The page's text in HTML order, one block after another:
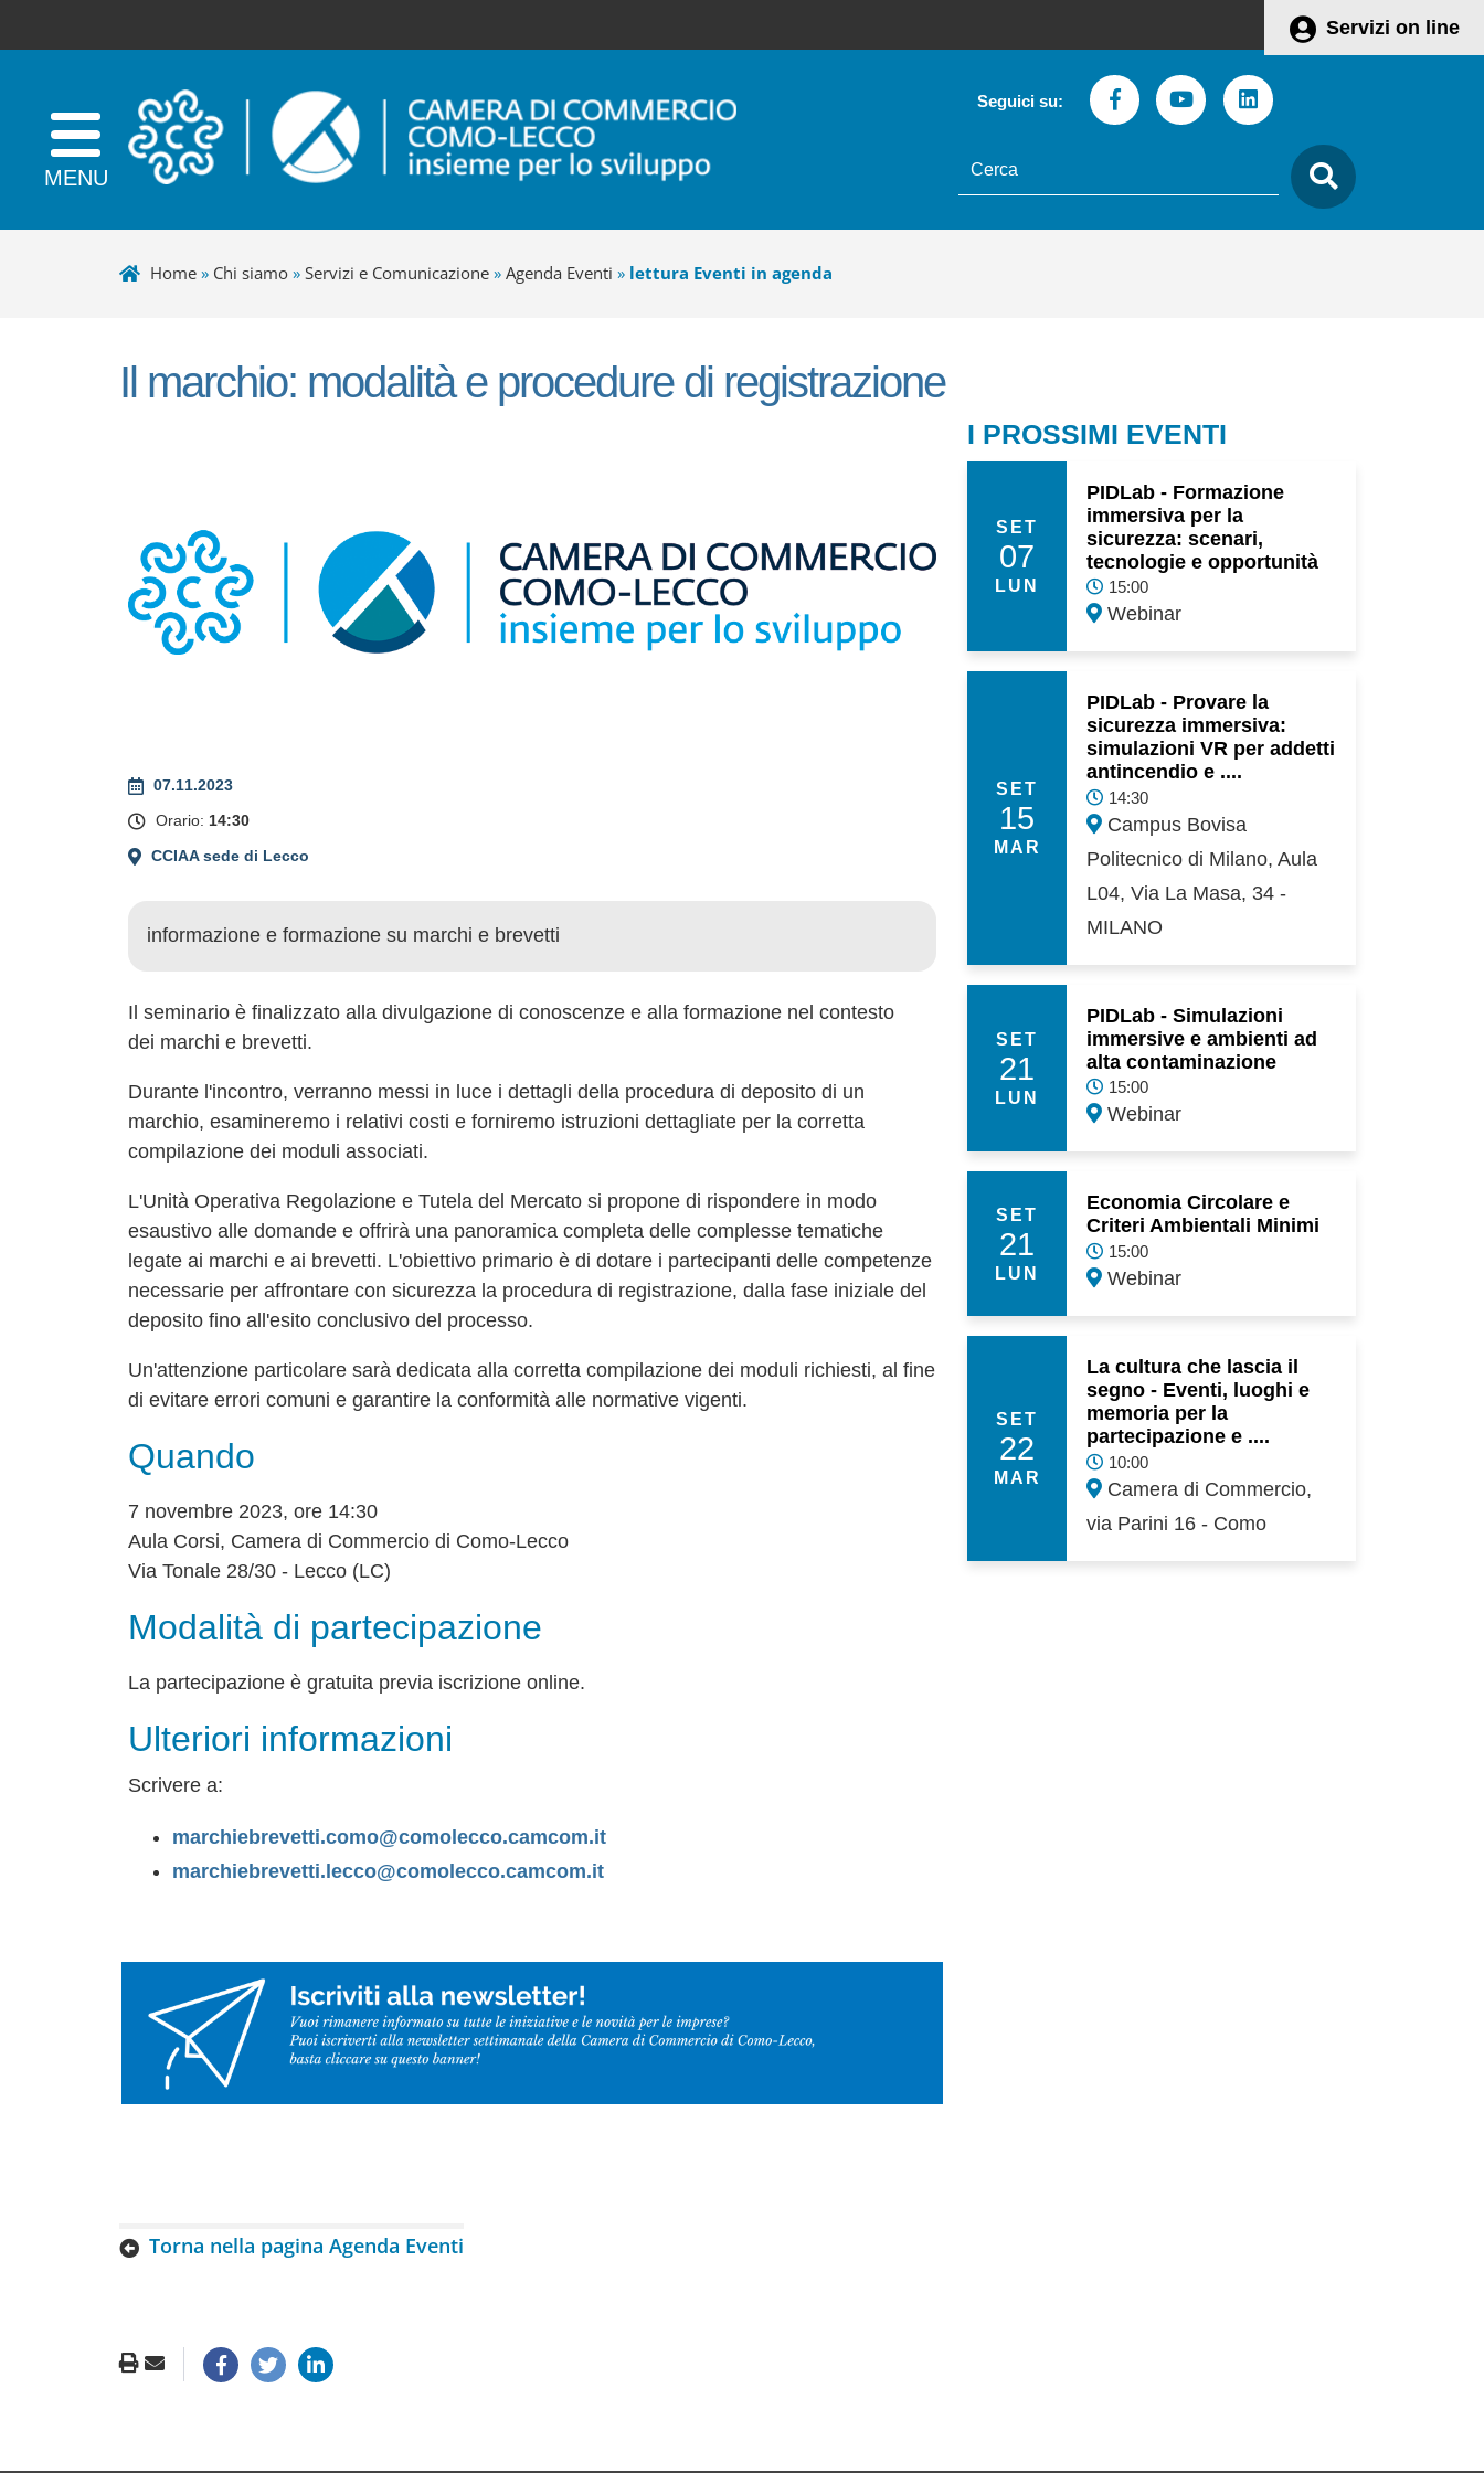
Servizi on line
Seguici su: FacebookYoutubeLinkedin
testo
da
cercare
Home» Chi siamo» Servizi e Comunicazione» Agenda Eventi » lettura Eventi in agenda
Il marchio: modalità e procedure di registrazione
07.11.2023
Orario: 14:30
CCIAA sede di Lecco
informazione e formazione su marchi e brevetti
Il seminario è finalizzato alla divulgazione di conoscenze e alla formazione nel contesto
dei marchi e brevetti.
Durante l'incontro, verranno messi in luce i dettagli della procedura di deposito di un
marchio, esamineremo i relativi costi e forniremo istruzioni dettagliate per la corretta
compilazione dei moduli associati.
L'Unità Operativa Regolazione e Tutela del Mercato si propone di rispondere in modo
esaustivo alle domande e offrirà una panoramica completa delle complesse tematiche
legate ai marchi e ai brevetti. L'obiettivo primario è di dotare i partecipanti delle competenze
necessarie per affrontare con sicurezza la procedura di registrazione, dalla fase iniziale del
deposito fino all'esito conclusivo del processo.
Un'attenzione particolare sarà dedicata alla corretta compilazione dei moduli richiesti, al fine
di evitare errori comuni e garantire la conformità alle normative vigenti.
Quando
7 novembre 2023, ore 14:30
Aula Corsi, Camera di Commercio di Como-Lecco
Via Tonale 28/30 - Lecco (LC)
Modalità di partecipazione
La partecipazione è gratuita previa iscrizione online.
Ulteriori informazioni
Scrivere a:
marchiebrevetti.como@comolecco.camcom.it
marchiebrevetti.lecco@comolecco.camcom.it
I PROSSIMI EVENTI
SET
07
LUN
PIDLab - Formazione
immersiva per la
sicurezza: scenari,
tecnologie e opportunità
15:00
Webinar
SET
15
MAR
PIDLab - Provare la
sicurezza immersiva:
simulazioni VR per addetti
antincendio e ....
14:30
Campus Bovisa
Politecnico di Milano, Aula
L04, Via La Masa, 34 -
MILANO
SET
21
LUN
PIDLab - Simulazioni
immersive e ambienti ad
alta contaminazione
15:00
Webinar
SET
21
LUN
Economia Circolare e
Criteri Ambientali Minimi
15:00
Webinar
SET
22
MAR
La cultura che lascia il
segno - Eventi, luoghi e
memoria per la
partecipazione e ....
10:00
Camera di Commercio,
via Parini 16 - Como
Torna nella pagina Agenda Eventi